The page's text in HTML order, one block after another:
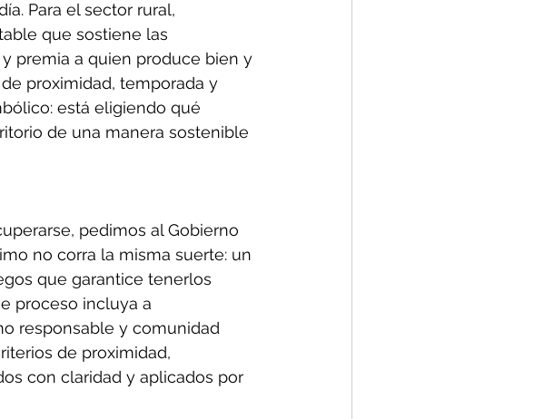
Para el sector rural,
que sostiene las
premia a quien produce bien y
proximidad, temporada y
está eligiendo qué
de una manera sostenible
pedimos al Gobierno
no corra la misma suerte: un
que garantice tenerlos
proceso incluya a
responsable y comunidad
de proximidad,
con claridad y aplicados por